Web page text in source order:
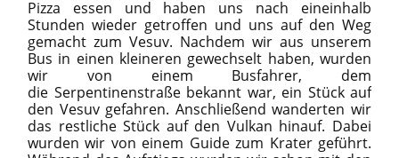
Pizza essen und haben uns nach eineinhalb
Stunden wieder getroffen und uns auf den Weg
gemacht zum Vesuv. Nachdem wir aus unserem
Bus in einen kleineren gewechselt haben, wurden
wir von einem Busfahrer, dem
die Serpentinenstraße bekannt war, ein Stück auf
den Vesuv gefahren. Anschließend wanderten wir
das restliche Stück auf den Vulkan hinauf. Dabei
wurden wir von einem Guide zum Krater geführt.